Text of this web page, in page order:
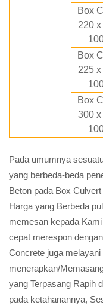
Box
220
Box
225
Box
300 x
Pada umumnya
yang berbeda-beda
Beton pada Box
Harga yang Berbeda
memesan kepada
cepat merespon
Concrete juga
menerapkan/
yang Terpasang Rapih
pada ketahanannya,